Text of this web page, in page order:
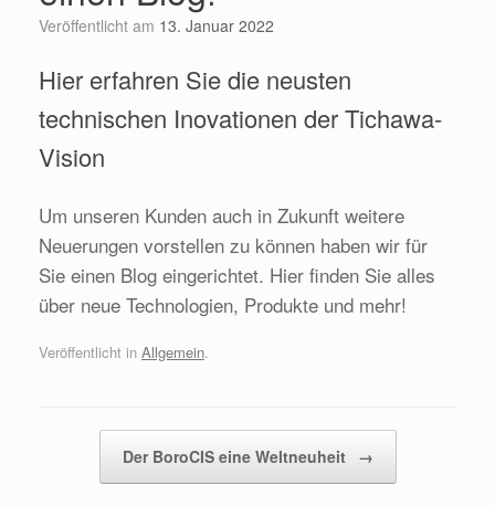
Veröffentlicht am 13. Januar 2022
Hier erfahren Sie die neusten
technischen Inovationen der Tichawa-
Vision
Um unseren Kunden auch in Zukunft weitere
Neuerungen vorstellen zu können haben wir für
Sie einen Blog eingerichtet. Hier finden Sie alles
über neue Technologien, Produkte und mehr!
Veröffentlicht in Allgemein.
Der BoroCIS eine Weltneuheit →